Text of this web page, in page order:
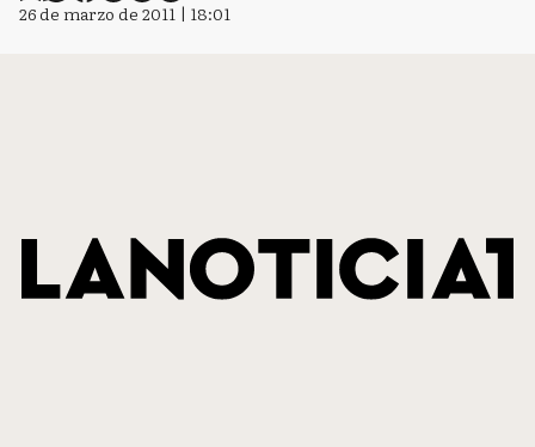
26 de marzo de 2011 | 18:01